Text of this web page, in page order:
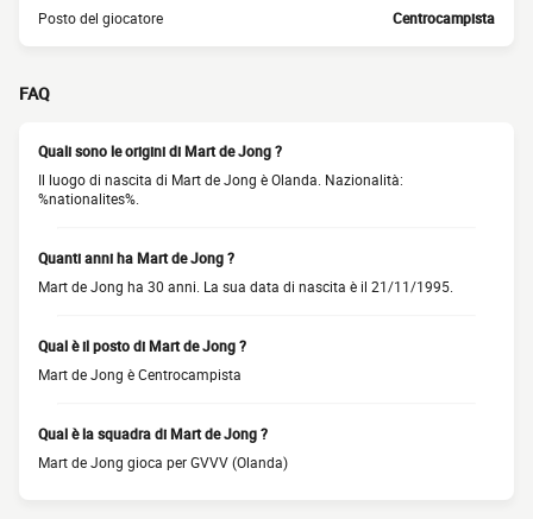
Posto del giocatore Centrocampista
FAQ
Quali sono le origini di Mart de Jong ?
Il luogo di nascita di Mart de Jong è Olanda. Nazionalità:
%nationalites%.
Quanti anni ha Mart de Jong ?
Mart de Jong ha 30 anni. La sua data di nascita è il 21/11/1995.
Qual è il posto di Mart de Jong ?
Mart de Jong è Centrocampista
Qual è la squadra di Mart de Jong ?
Mart de Jong gioca per GVVV (Olanda)